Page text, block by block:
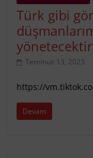
Türk gibi
Temmuz 13, 2023
https://
Devam